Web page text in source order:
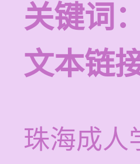
关键词：
文本链接
珠海成人